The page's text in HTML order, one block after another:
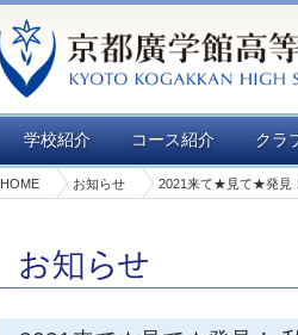
学校紹介 コース紹介 クラ
HOME お知らせ 2021来て★見て★発見